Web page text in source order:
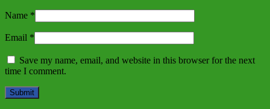
Name *
Email *
Save my name, email, and website in this browser for the next
time I comment.